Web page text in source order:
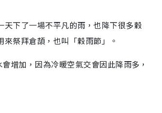
下了一場不平凡的雨，也降下很多穀
祭拜倉頡，也叫「穀雨節」。
增加，因為冷暖空氣交會因此降雨多，